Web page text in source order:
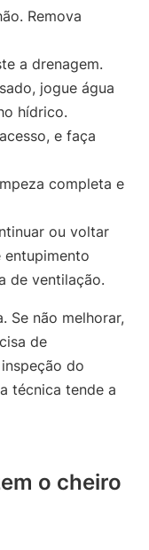
Remova
a drenagem.
jogue água
hídrico.
e faça
completa e
ou voltar
entupimento
de ventilação.
Se não melhorar,
de
do
técnica tende a
o cheiro